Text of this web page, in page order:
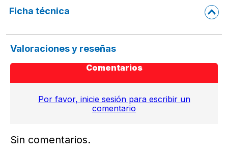
Ficha técnica
Valoraciones y reseñas
Comentarios
Por favor, inicie sesión para escribir un
comentario
Sin comentarios.